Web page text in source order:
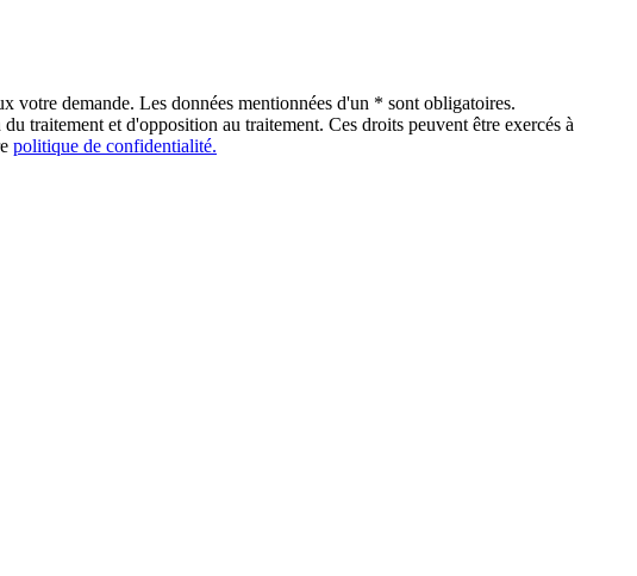
votre demande. Les données mentionnées d'un * sont obligatoires.
traitement et d'opposition au traitement. Ces droits peuvent être exercés à
politique de confidentialité.